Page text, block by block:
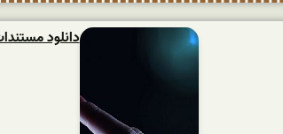
دانلود مستندات